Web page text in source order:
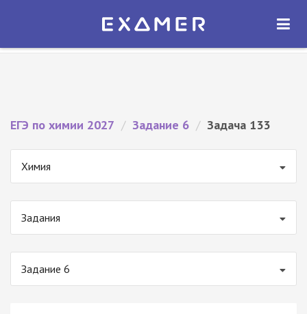
Экзамер — ЕГЭ 2027
ОТКРЫТЬ
ЕГЭ по химии 2027 / Задание 6 / Задача 133
Химия
Задания
Задание 6